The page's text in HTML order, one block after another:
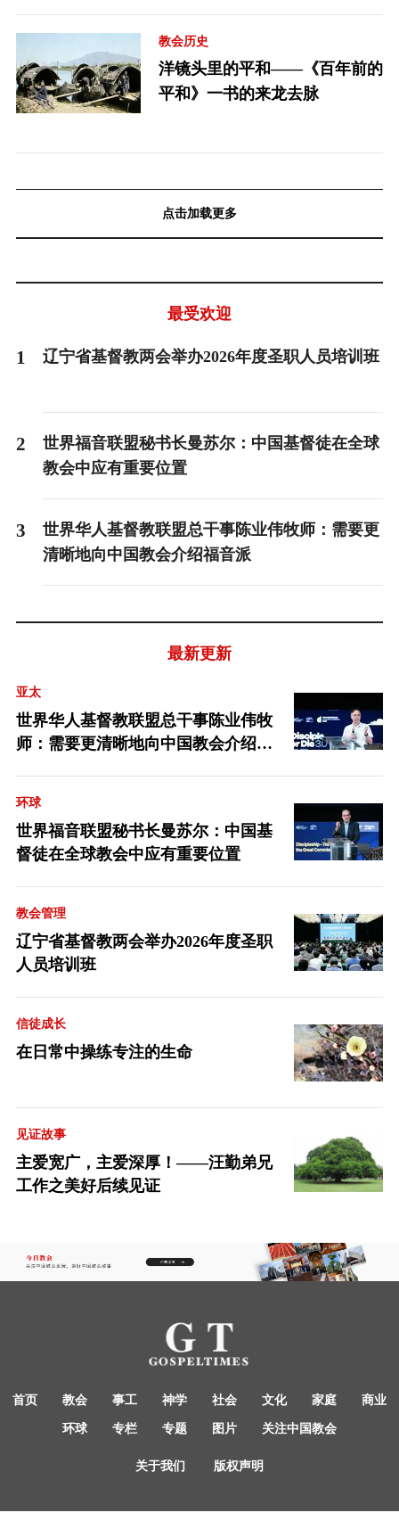
教会历史
洋镜头里的平和——《百年前的
平和》一书的来龙去脉
点击加载更多
最受欢迎
1 辽宁省基督教两会举办2026年度圣职人员培训班
2
世界福音联盟秘书长曼苏尔：中国基督徒在全球
教会中应有重要位置
3
世界华人基督教联盟总干事陈业伟牧师：需要更
清晰地向中国教会介绍福音派
最新更新
亚太
世界华人基督教联盟总干事陈业伟牧
师：需要更清晰地向中国教会介绍福
环球
世界福音联盟秘书长曼苏尔：中国基
督徒在全球教会中应有重要位置
教会管理
辽宁省基督教两会举办2026年度圣职
人员培训班
信徒成长
在日常中操练专注的生命
见证故事
主爱宽广，主爱深厚！——汪勤弟兄
工作之美好后续见证
首页 教会 事工 神学 社会 文化 家庭 商业
环球 专栏 专题 图片 关注中国教会
关于我们 版权声明